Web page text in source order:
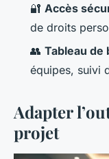
🔐 Accès
de droits
👥 Tableau de
équipes, suivi
Adapter
projet